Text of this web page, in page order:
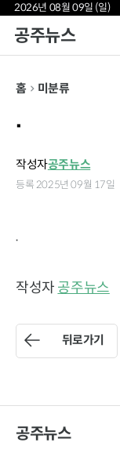
2026년 08월 09일 (일)
공주뉴스
홈 미분류
.
작성자공주뉴스
등록 2025년 09월 17일
.
작성자 공주뉴스
뒤로가기
공주뉴스